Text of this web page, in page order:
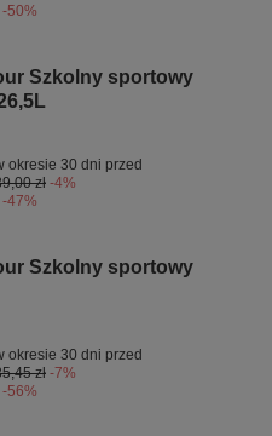
-50%
Szkolny sportowy
okresie 30 dni przed
zł -4%
-47%
Szkolny sportowy
okresie 30 dni przed
zł -7%
-56%